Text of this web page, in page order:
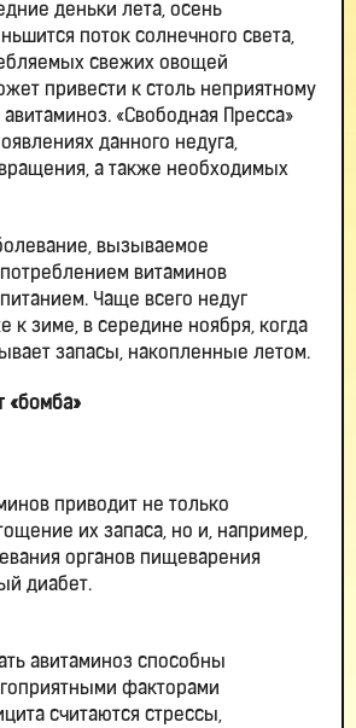
деньки лета, осень
поток солнечного света,
свежих овощей
привести к столь неприятному
«Свободная Пресса»
данного недуга,
а также необходимых
вызываемое
витаминов
Чаще всего недуг
к зиме, в середине ноября, когда
запасы, накопленные летом.
«бомба»
приводит не только
их запаса, но и, например,
органов пищеварения
диабет.
авитаминоз способны
факторами
считаются стрессы,